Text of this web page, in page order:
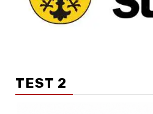
TEST 2